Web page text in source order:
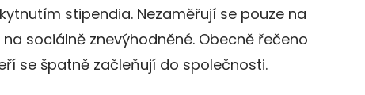
stipendia. Nezaměřují se pouze na
sociálně znevýhodněné. Obecně řečeno
se špatně začleňují do společnosti.